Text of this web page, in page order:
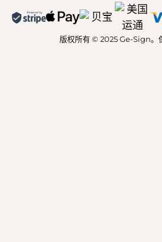
版权所有 © 2025 Ge-Sign。